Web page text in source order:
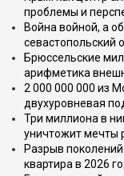
проблемы и
Война войной, а
севастопольский
Брюссельские
арифметика
2 000 000 000 из
двухуровневая
Три миллиона в
уничтожит мечты
Разрыв
квартира в 2026